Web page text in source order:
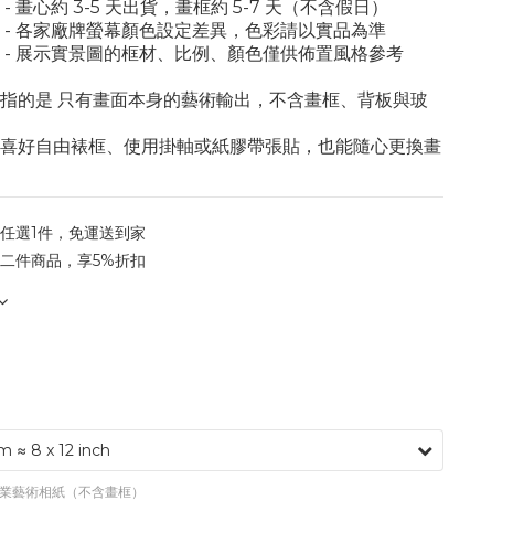
- 畫心約 3-5 天出貨，畫框約 5-7 天（不含假日）
- 各家廠牌螢幕顏色設定差異，色彩請以實品為準
- 展示實景圖的框材、比例、顏色僅供佈置風格參考
指的是 只有畫面本身的藝術輸出，不含畫框、背板與玻
喜好自由裱框、使用掛軸或紙膠帶張貼，也能隨心更換畫
選1件，免運送到家
件商品，享5%折扣
藝術相紙（不含畫框）